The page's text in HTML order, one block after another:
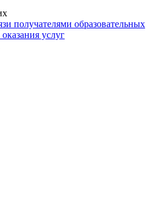
получателями образовательных
услуг